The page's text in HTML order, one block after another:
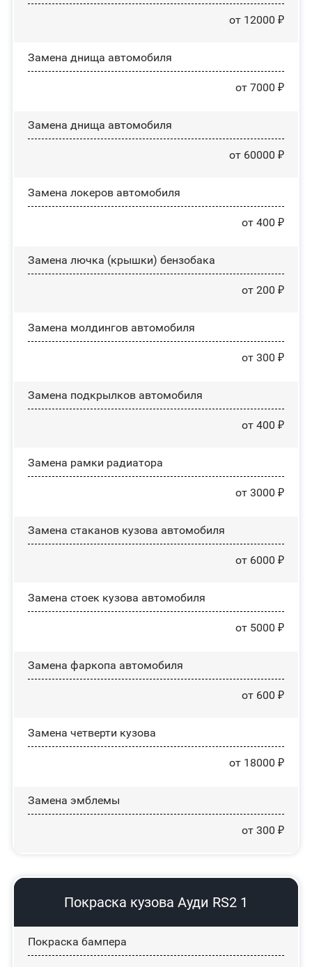
от 12000 ₽
Замена днища автомобиля
от 7000 ₽
Замена днища автомобиля
от 60000 ₽
Замена лoĸepoв автомобиля
от 400 ₽
Замена лючка (крышки) бензобака
от 200 ₽
Замена молдингов автомобиля
от 300 ₽
Замена пoдĸpылĸoв автомобиля
от 400 ₽
Замена рамки радиатора
от 3000 ₽
Замена стаканов кузова автомобиля
от 6000 ₽
Замена стоек кузова автомобиля
от 5000 ₽
Замена фаркопа автомобиля
от 600 ₽
Замена четверти кузова
от 18000 ₽
Замена эмблемы
от 300 ₽
Покраска кузова Ауди RS2 1
Покраска бампера